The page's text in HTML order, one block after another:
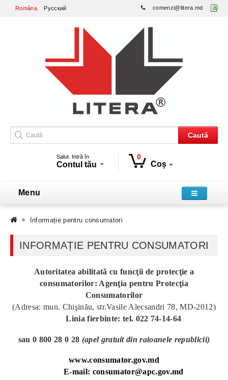
Româna Русский comenzi@litera.md
Caută
Salut. Intră în
Contul tău
0
Coș
Menu
Informație pentru consumatori
INFORMAȚIE PENTRU CONSUMATORI
Autoritatea abilitată cu funcţii de protecţie a
consumatorilor: Agenţia pentru Protecţia
Consumatorilor
(Adresa: mun. Chişinău, str.Vasile Alecsandri 78, MD-2012)
Linia fierbinte: tel. 022 74-14-64
sau 0 800 28 0 28 (apel gratuit din raioanele republicii)
www.consumator.gov.md
E-mail: consumator@apc.gov.md